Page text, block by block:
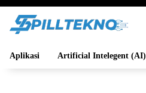
Aplikasi Artificial Intelegent (AI)